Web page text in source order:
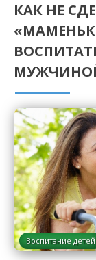
КАК НЕ
Воспитание детей